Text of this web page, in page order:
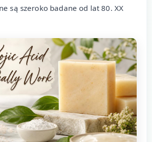
są szeroko badane od lat 80. XX